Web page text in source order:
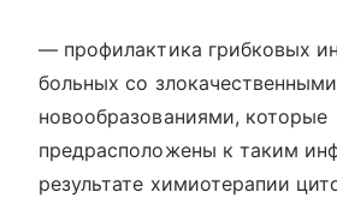
— профилактика грибковых
больных со злокачественными
новообразованиями, которые
предрасположены к таким
результате химиотерапии